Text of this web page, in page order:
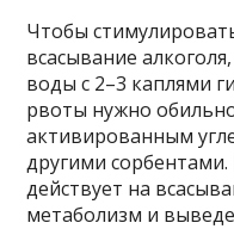
Чтобы
всасывание
воды с 2–3 каплями
рвоты нужно
активированным
другими
действует на
метаболизм и